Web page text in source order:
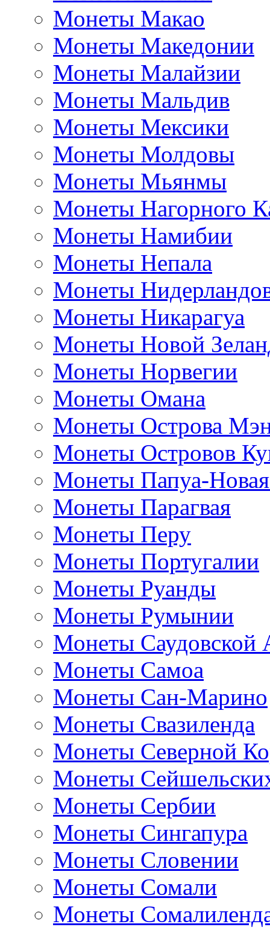
Монеты Макао
Монеты Македонии
Монеты Малайзии
Монеты Мальдив
Монеты Мексики
Монеты Молдовы
Монеты Мьянмы
Монеты Нагорного
Монеты Намибии
Монеты Непала
Монеты
Монеты Никарагуа
Монеты Новой
Монеты Норвегии
Монеты Омана
Монеты Острова
Монеты Островов
Монеты Папуа-
Монеты Парагвая
Монеты Перу
Монеты Португалии
Монеты Руанды
Монеты Румынии
Монеты Саудовской
Монеты Самоа
Монеты Сан-Марино
Монеты Свазиленда
Монеты Северной
Монеты
Монеты Сербии
Монеты Сингапура
Монеты Словении
Монеты Сомали
Монеты